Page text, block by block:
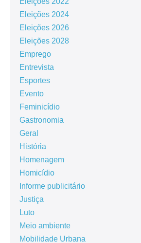
Eleições 2024
Eleições 2026
Eleições 2028
Emprego
Entrevista
Esportes
Evento
Feminicídio
Gastronomia
Geral
História
Homenagem
Homicídio
Informe publicitário
Justiça
Luto
Meio ambiente
Mobilidade Urbana